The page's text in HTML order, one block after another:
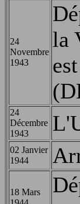
24
Novembre
1943
la
24
Décembre
1943
02 Janvier
1944
18 Mars